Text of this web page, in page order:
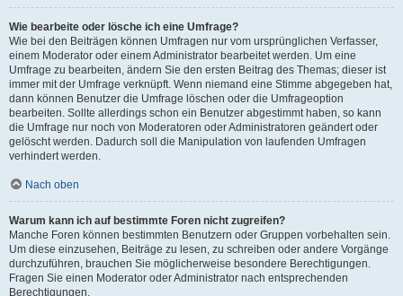
Wie bearbeite oder lösche ich eine Umfrage?
Wie bei den Beiträgen können Umfragen nur vom ursprünglichen Verfasser,
einem Moderator oder einem Administrator bearbeitet werden. Um eine
Umfrage zu bearbeiten, ändern Sie den ersten Beitrag des Themas; dieser ist
immer mit der Umfrage verknüpft. Wenn niemand eine Stimme abgegeben hat,
dann können Benutzer die Umfrage löschen oder die Umfrageoption
bearbeiten. Sollte allerdings schon ein Benutzer abgestimmt haben, so kann
die Umfrage nur noch von Moderatoren oder Administratoren geändert oder
gelöscht werden. Dadurch soll die Manipulation von laufenden Umfragen
verhindert werden.
Nach oben
Warum kann ich auf bestimmte Foren nicht zugreifen?
Manche Foren können bestimmten Benutzern oder Gruppen vorbehalten sein.
Um diese einzusehen, Beiträge zu lesen, zu schreiben oder andere Vorgänge
durchzuführen, brauchen Sie möglicherweise besondere Berechtigungen.
Fragen Sie einen Moderator oder Administrator nach entsprechenden
Berechtigungen.